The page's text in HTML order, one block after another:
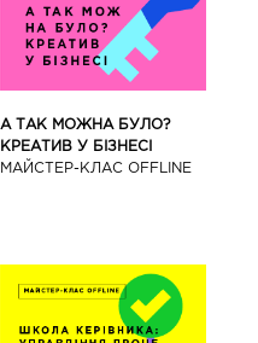
А ТАК МОЖНА БУЛО?
КРЕАТИВ У БІЗНЕСІ
МАЙCТЕР-КЛАС OFFLINE